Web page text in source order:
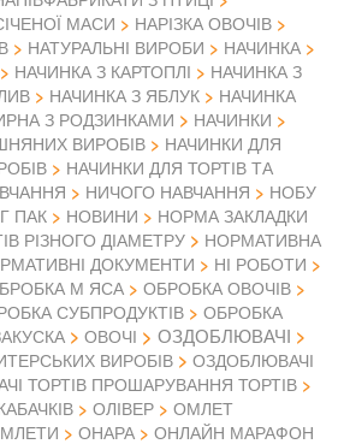
МАСИ
НАРІЗКА ОВОЧІВ
НАТУРАЛЬНІ ВИРОБИ
НАЧИНКА
НАЧИНКА З КАРТОПЛІ
НАЧИНКА З
НАЧИНКА З ЯБЛУК
НАЧИНКА
З РОДЗИНКАМИ
НАЧИНКИ
ВИРОБІВ
НАЧИНКИ ДЛЯ
НАЧИНКИ ДЛЯ ТОРТІВ ТА
НИЧОГО НАВЧАННЯ
НОБУ
ПАК
НОВИНИ
НОРМА ЗАКЛАДКИ
РІЗНОГО ДІАМЕТРУ
НОРМАТИВНА
ДОКУМЕНТИ
НІ РОБОТИ
М ЯСА
ОБРОБКА ОВОЧІВ
СУБПРОДУКТІВ
ОБРОБКА
ОВОЧІ ОЗДОБЛЮВАЧІ
ВИРОБІВ
ОЗДОБЛЮВАЧІ
ТОРТІВ ПРОШАРУВАННЯ ТОРТІВ
ОЛІВЕР
ОМЛЕТ
ОНАРА
ОНЛАЙН МАРАФОН